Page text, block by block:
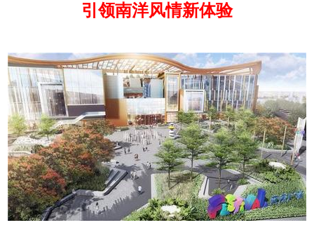
引领南洋风情新体验